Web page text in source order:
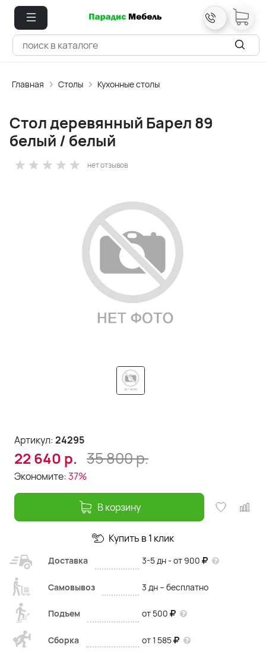
Главная Столы Кухонные столы
Стол деревянный Барел 89
белый / белый
нет отзывов
Артикул:24295
22 640 р. 35 800р.
Экономите:37%
В корзину
Купить в 1 клик
Доставка 3-5 дн - от 900
Самовывоз 3 дн – бесплатно
Подъем от 500
Сборка от 1 585